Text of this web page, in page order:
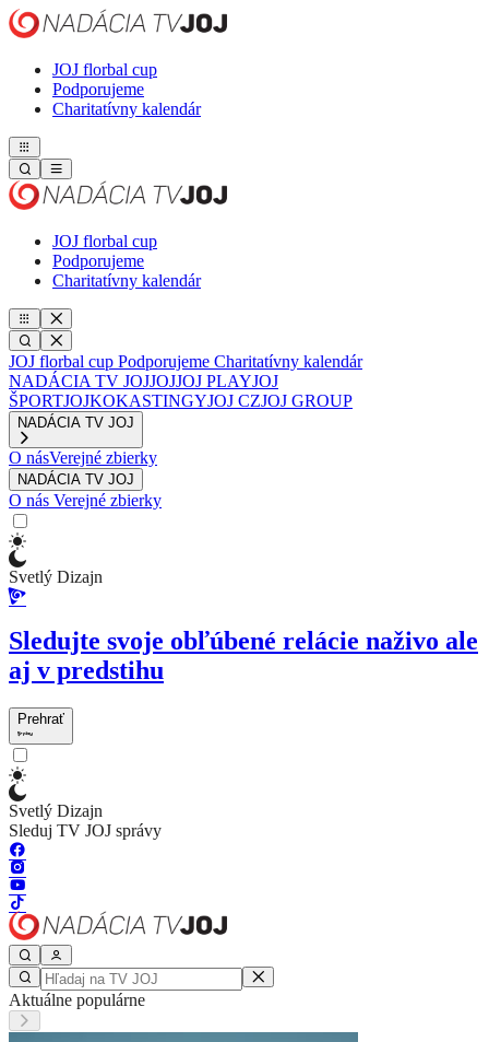
JOJ florbal cup
Podporujeme
Charitatívny kalendár
JOJ florbal cup
Podporujeme
Charitatívny kalendár
JOJ florbal cup Podporujeme Charitatívny kalendár
NADÁCIA TV JOJJOJJOJ PLAYJOJ
ŠPORTJOJKOKASTINGYJOJ CZJOJ GROUP
NADÁCIA TV JOJ
O násVerejné zbierky
NADÁCIA TV JOJ
O nás Verejné zbierky
Svetlý Dizajn
Sledujte svoje obľúbené relácie naživo ale
aj v predstihu
Prehrať
Svetlý Dizajn
Sleduj TV JOJ správy
Aktuálne populárne